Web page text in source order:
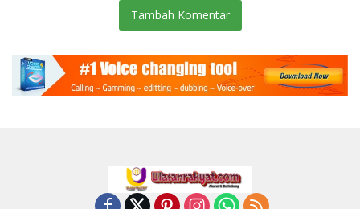
Tambah Komentar